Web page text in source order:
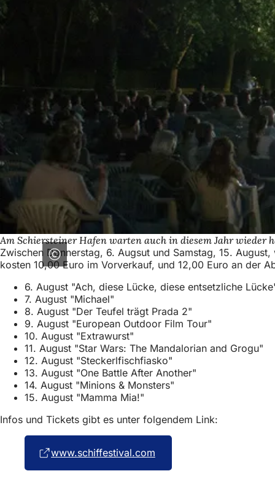
Am Schiersteiner Hafen warten auch in diesem Jahr wieder
Zwischen Donnerstag, 6. Augsut und Samstag, 15.
kosten 10,00 Euro im Vorverkauf, und 12,00 Euro an der
6. August "Ach, diese Lücke, diese entsetzliche
7. August "Michael"
8. August "Der Teufel trägt Prada 2"
9. August "European Outdoor Film Tour"
10. August "Extrawurst"
11. August "Star Wars: The Mandalorian and Grogu"
12. August "Steckerlfischfiasko"
13. August "One Battle After Another"
14. August "Minions & Monsters"
15. August "Mamma Mia!"
Infos und Tickets gibt es unter folgendem Link:
www.schiffestival.com